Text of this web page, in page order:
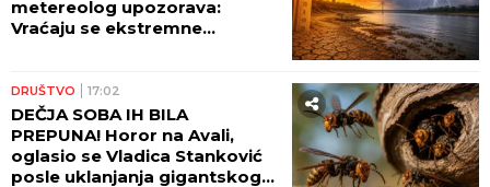
metereolog upozorava:
Vraćaju se ekstremne
DRUŠTVO 17:02
DEČJA SOBA IH BILA
PREPUNA! Horor na Avali,
oglasio se Vladica Stanković
posle uklanjanja gigantskog